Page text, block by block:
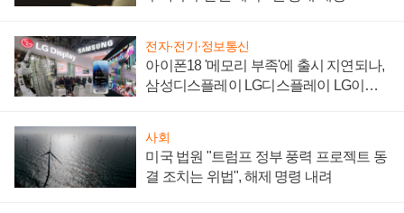
전자·전기·정보통신
아이폰18 '메모리 부족'에 출시 지연되나,
삼성디스플레이 LG디스플레이 LG이노
사회
미국 법원 "트럼프 정부 풍력 프로젝트 동
결 조치는 위법", 해제 명령 내려